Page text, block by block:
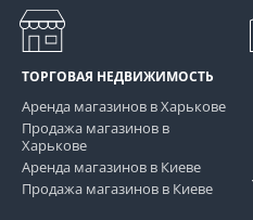
ТОРГОВАЯ НЕДВИЖИМОСТЬ
Аренда магазинов в Харькове
Продажа магазинов в
Харькове
Аренда магазинов в Киеве
Продажа магазинов в Киеве